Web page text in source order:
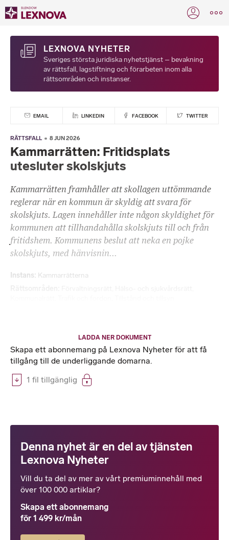
LEXNOVA NYHETER
Sveriges största juridiska nyhetstjänst – bevakning
av rättsfall, lagstiftning och förarbeten inom alla
rättsområden och instanser.
EMAIL LINKEDIN FACEBOOK TWITTER
RÄTTSFALL 8 JUN 2026
Kammarrätten: Fritidsplats
utesluter skolskjuts
Kammarrätten framhåller att skollagen uttömmande
reglerar när en kommun är skyldig att svara för
skolskjuts. Lagen innehåller inte någon skyldighet för
kommunen att tillhandahålla skolskjuts till och från
fritidshem. Kommunens beslut att neka en pojke
skolskjuts, med hänvisnin...
Instans Kammarrätterna
LADDA NER DOKUMENT
Skapa ett abonnemang på Lexnova Nyheter för att få
tillgång till de underliggande domarna.
1 fil tillgänglig
Denna nyhet är en del av tjänsten
Lexnova Nyheter
Vill du ta del av mer av vårt premiuminnehåll med
över 100 000 artiklar?
Skapa ett abonnemang
för 1 499 kr/mån